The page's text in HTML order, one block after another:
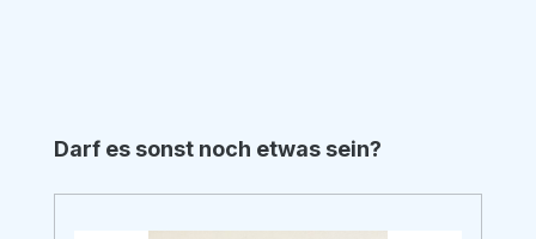
Produktgalerie überspringen
Darf es sonst noch etwas sein?